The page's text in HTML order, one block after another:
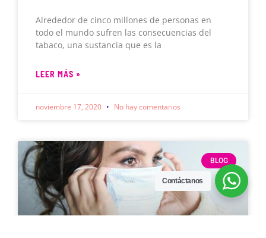
Alrededor de cinco millones de personas en
todo el mundo sufren las consecuencias del
tabaco, una sustancia que es la
LEER MÁS »
noviembre 17, 2020 No hay comentarios
BLOG
Contáctanos